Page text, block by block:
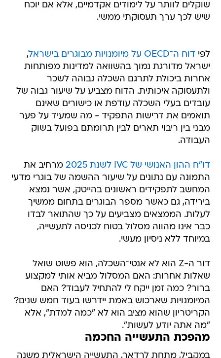
שוקלים לוותר על לימודים אקדמיים, אלא אם יוכח
שיש לכך ערך תעסוקתי ממשי.
לפי דוח ה־OECD על מיומנויות מבוגרים בישראל
,
ישראל מדורגת נמוך בהשוואה למדינות מפותחות
אחרות ביכולת לתרגם השכלה גבוהה לשכר
ולתעסוקה איכותית. הדוח מצביע על שיעור גבוה של
עובדים בעלי השכלה עודפת או כישורים שאינם
תואמים את דרישות התפקיד - מה שמעיד על פער
מבני בין ריבוי תארים לבין תרומתם בפועל בשוק
העבודה.
דו"ח ההון האנושי של IVC לשנת 2025
מרחיב את
התמונה עם נתונים על שיעור ההשמה של בוגרי מדעי
המחשב לתפקידים ראשונים בהייטק, אשר נמצא
בירידה, גם כאשר מספר הבוגרים בתחום ממשיך
לעלות. הממצאים מצביעים על כך שהתואר לבדו
כבר אינו מהווה מסלול בטוח לכניסה לתעשייה,
במיוחד ללא ניסיון מעשי.
דור ה-Z הוא לא אנטי־השכלה, הוא פשוט שואל
שאלות אחרות: האם המסלול מביא אותי למקצוע
ברור? כמה זמן ייקח לי להתחיל לעבוד? האם
המיומנויות שארכוש באמת יידרשו בעוד חמש שנים?
הקריטריון שהוא מציב הוא לא "כמה למדת", אלא
"מה אתה יודע לעשות".
מהפכת התעשייה החכמה
במקביל, מתחת לרדאר, התעשייה הישראלית משנה